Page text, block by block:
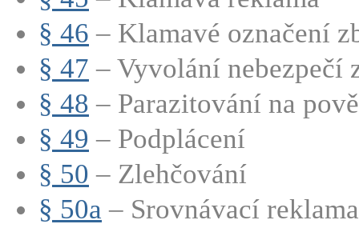
§ 46 – Klamavé označení
§ 47 – Vyvolání nebezpečí
§ 48 – Parazitování na
§ 49 – Podplácení
§ 50 – Zlehčování
§ 50a – Srovnávací reklama